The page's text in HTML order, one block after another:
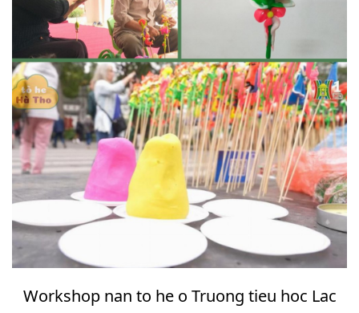
Workshop nan to he o Truong tieu hoc Lac